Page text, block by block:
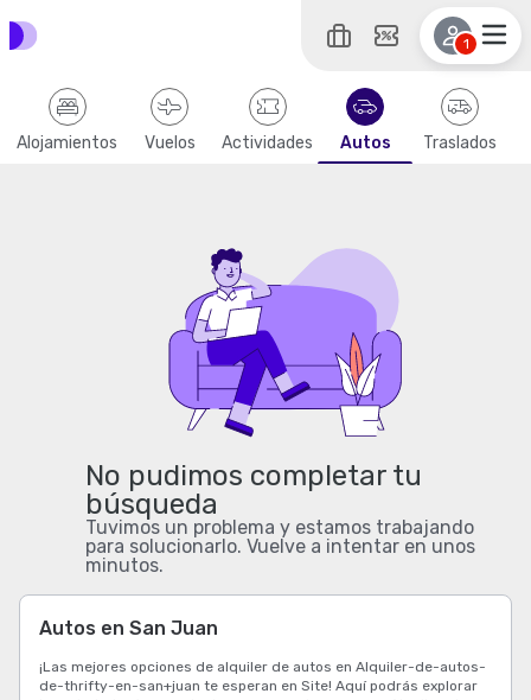
1
Alojamientos Vuelos Actividades Autos Traslados
No pudimos completar tu
búsqueda
Tuvimos un problema y estamos trabajando
para solucionarlo. Vuelve a intentar en unos
minutos.
Autos en San Juan
¡Las mejores opciones de alquiler de autos en Alquiler-de-autos-
de-thrifty-en-san+juan te esperan en Site! Aquí podrás explorar